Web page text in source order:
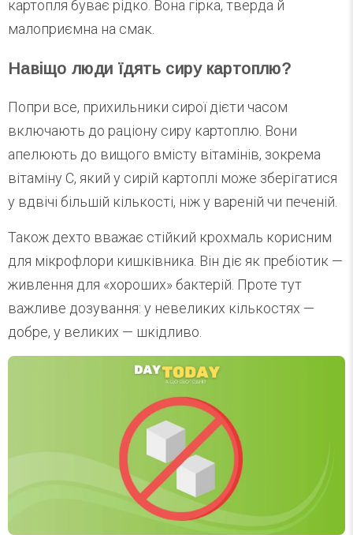
картопля буває рідко. Вона гірка, тверда й
малоприємна на смак.
Навіщо люди їдять сиру картоплю?
Попри все, прихильники сирої дієти часом
включають до раціону сиру картоплю. Вони
апелюють до вищого вмісту вітамінів, зокрема
вітаміну C, який у сирій картоплі може зберігатися
у вдвічі більшій кількості, ніж у вареній чи печеній.
Також дехто вважає стійкий крохмаль корисним
для мікрофлори кишківника. Він діє як пребіотик —
живлення для «хороших» бактерій. Проте тут
важливе дозування: у невеликих кількостях —
добре, у великих — шкідливо.